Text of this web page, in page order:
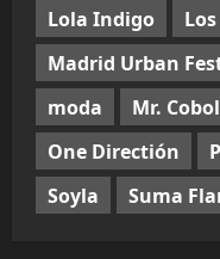
Lola Indigo
Madrid Urban
moda
Mr. Cobol
One Directión
Soyla
Suma